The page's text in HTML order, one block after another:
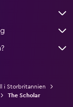
i Storbritannien
The Scholar